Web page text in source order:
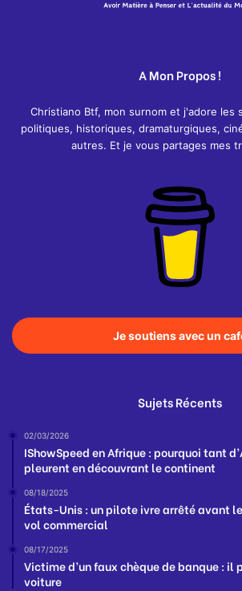
A Mon Propos !
Christiano Btf, mon surnom et j'adore les
politiques, historiques, dramaturgiques,
autres. Et je vous partages mes
Je soutiens avec un
Sujets Récents
02/03/2026
IShowSpeed en Afrique : pourquoi tant
pleurent en découvrant le continent
08/18/2025
États-Unis : un pilote ivre arrêté avant
vol commercial
08/17/2025
Victime d’un faux chèque de banque : il
voiture